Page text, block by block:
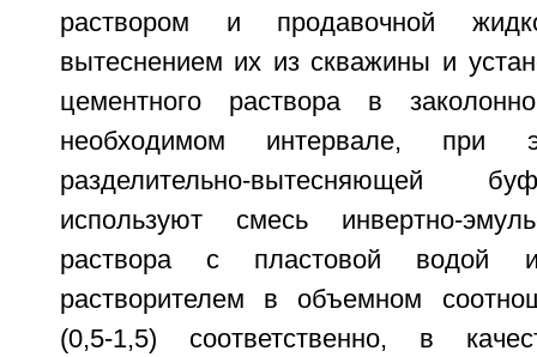
раствором и продавочной
вытеснением их из скважины и
цементного раствора в
необходимом интервале, при
разделительно-вытесняющей
используют смесь инвертно-
раствора с пластовой водой
растворителем в объемном
(0,5-1,5) соответственно, в